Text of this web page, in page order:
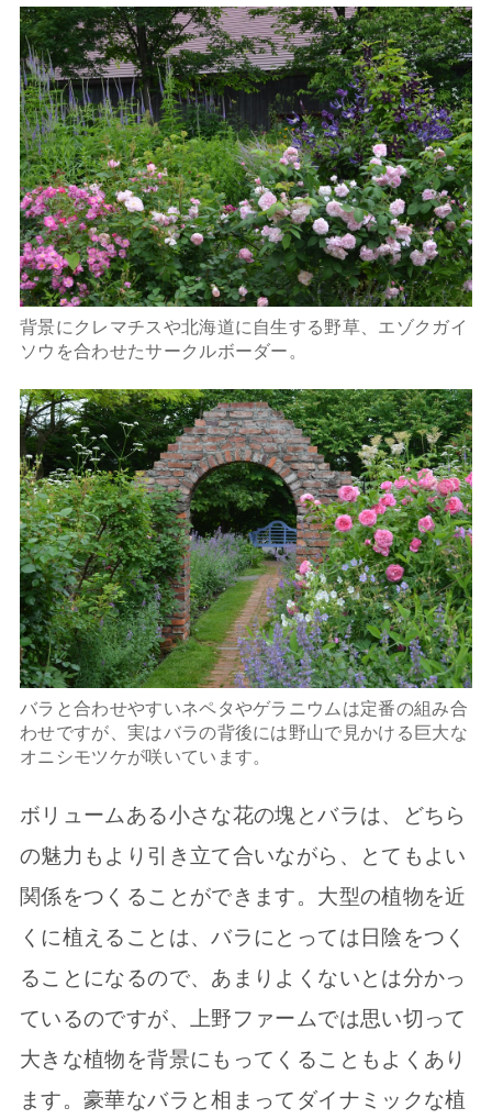
背景にクレマチスや北海道に自生する野草、エゾクガイ
ソウを合わせたサークルボーダー。
バラと合わせやすいネペタやゲラニウムは定番の組み合
わせですが、実はバラの背後には野山で見かける巨大な
オニシモツケが咲いています。
ボリュームある小さな花の塊とバラは、どちら
の魅力もより引き立て合いながら、とてもよい
関係をつくることができます。大型の植物を近
くに植えることは、バラにとっては日陰をつく
ることになるので、あまりよくないとは分かっ
ているのですが、上野ファームでは思い切って
大きな植物を背景にもってくることもよくあり
ます。豪華なバラと相まってダイナミックな植